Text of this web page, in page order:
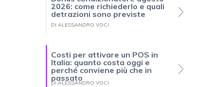
2026: come richiederlo e quali
detrazioni sono previste
DI ALESSANDRO VOCI
Costi per attivare un POS in
Italia: quanto costa oggi e
perché conviene più che in
passato
DI ALESSANDRO VOCI